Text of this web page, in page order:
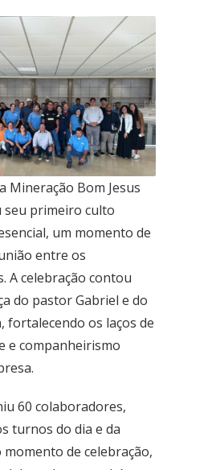
Mineração Bom Jesus
seu primeiro culto
um momento de
entre os
A celebração contou
do pastor Gabriel e do
fortalecendo os laços de
e companheirismo
60 colaboradores,
turnos do dia e da
momento de celebração,